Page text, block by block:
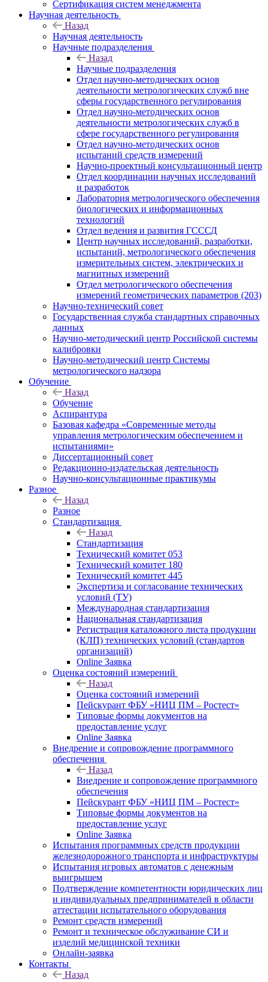
Сертификация систем менеджмента
Научная деятельность
Назад
Научная деятельность
Научные подразделения
Назад
Научные подразделения
Отдел научно-методических основ
деятельности метрологических служб вне
сферы государственного регулирования
Отдел научно-методических основ
деятельности метрологических служб в
сфере государственного регулирования
Отдел научно-методических основ
испытаний средств измерений
Научно-проектный консультационный центр
Отдел координации научных исследований
и разработок
Лаборатория метрологического обеспечения
биологических и информационных
технологий
Отдел ведения и развития ГСССД
Центр научных исследований, разработки,
испытаний, метрологического обеспечения
измерительных систем, электрических и
магнитных измерений
Отдел метрологического обеспечения
измерений геометрических параметров (203)
Научно-технический совет
Государственная служба стандартных справочных
данных
Научно-методический центр Российской системы
калибровки
Научно-методический центр Системы
метрологического надзора
Обучение
Назад
Обучение
Аспирантура
Базовая кафедра «Современные методы
управления метрологическим обеспечением и
испытаниями»
Диссертационный совет
Редакционно-издательская деятельность
Научно-консультационные практикумы
Разное
Назад
Разное
Стандартизация
Назад
Стандартизация
Технический комитет 053
Технический комитет 180
Технический комитет 445
Экспертиза и согласование технических
условий (ТУ)
Международная стандартизация
Национальная стандартизация
Регистрация каталожного листа продукции
(КЛП) технических условий (стандартов
организаций)
Online Заявка
Оценка состояний измерений
Назад
Оценка состояний измерений
Пейскурант ФБУ «НИЦ ПМ – Ростест»
Типовые формы документов на
предоставление услуг
Online Заявка
Внедрение и сопровождение программного
обеспечения
Назад
Внедрение и сопровождение программного
обеспечения
Пейскурант ФБУ «НИЦ ПМ – Ростест»
Типовые формы документов на
предоставление услуг
Online Заявка
Испытания программных средств продукции
железнодорожного транспорта и инфраструктуры
Испытания игровых автоматов с денежным
выигрышем
Подтверждение компетентности юридических лиц
и индивидуальных предпринимателей в области
аттестации испытательного оборудования
Ремонт средств измерений
Ремонт и техническое обслуживание СИ и
изделий медицинской техники
Онлайн-заявка
Контакты
Назад